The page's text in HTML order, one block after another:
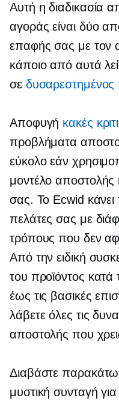
Αυτή η διαδικασία
αγοράς είναι δύο
επαφής σας με τον
κάποιο από αυτά
σε δυσαρεστημένος
Αποφυγή κακές
προβλήματα
εύκολο εάν
μοντέλο αποστολής
σας. Το Ecwid
πελάτες σας με
τρόπους που δεν
Από την ειδική
του προϊόντος κατά
έως τις βασικές
λάβετε όλες τις
αποστολής που
Διαβάστε
μυστική συνταγή